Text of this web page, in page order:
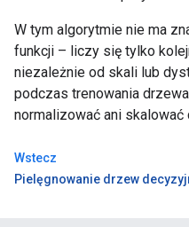
W tym algorytmie nie ma
funkcji – liczy się tylko
niezależnie od skali lub
podczas trenowania
normalizować ani skalować
Wstecz
Pielęgnowanie drzew